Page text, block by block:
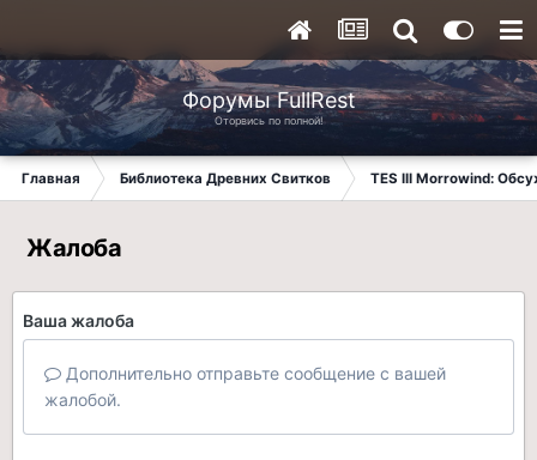
Форумы FullRest
Оторвись по полной!
Главная Библиотека Древних Свитков TES III Morrowind:
Жалоба
Ваша жалоба
Дополнительно отправьте сообщение с вашей
жалобой.